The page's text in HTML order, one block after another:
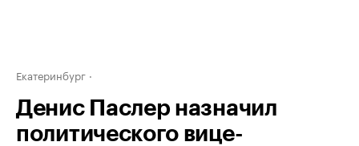
Екатеринбург
Денис Паслер назначил
политического вице-